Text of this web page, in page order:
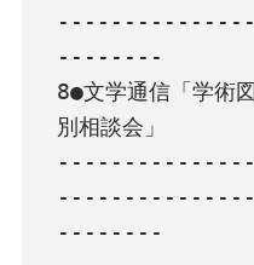
--------
8●文学通信「学術
別相談会」
--------